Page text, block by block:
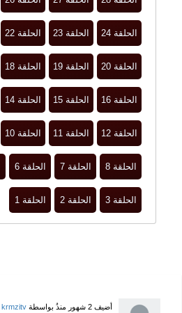
الحلقة 24 الحلقة 23 الحلقة 22
الحلقة 20 الحلقة 19 الحلقة 18
الحلقة 16 الحلقة 15 الحلقة 14
الحلقة 12 الحلقة 11 الحلقة 10
الحلقة 8 الحلقة 7 الحلقة 6
الحلقة 3 الحلقة 2 الحلقة 1
أضيف2 شهور منذُ بواسطةkrmzitv